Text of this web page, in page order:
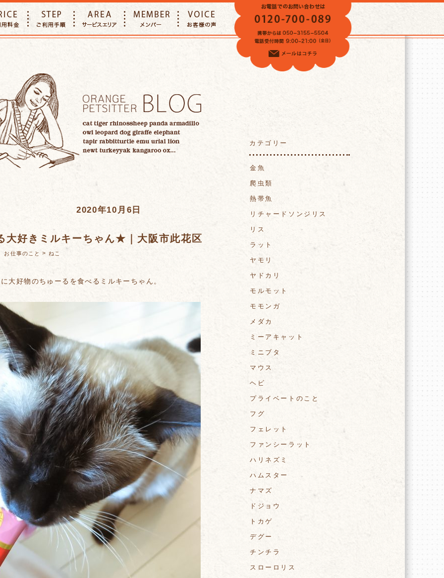
VOICE
2020年10月6日
大好きミルキーちゃん★｜大阪市此花区
お仕事のこと > ねこ
大好物のちゅーるを食べるミルキーちゃん。
カテゴリー
金魚
爬虫類
熱帯魚
リチャードソンジリス
リス
ラット
ヤモリ
ヤドカリ
モルモット
モモンガ
メダカ
ミーアキャット
ミニブタ
マウス
ヘビ
プライベートのこと
フグ
フェレット
ファンシーラット
ハリネズミ
ハムスター
ナマズ
ドジョウ
トカゲ
デグー
チンチラ
スローロリス